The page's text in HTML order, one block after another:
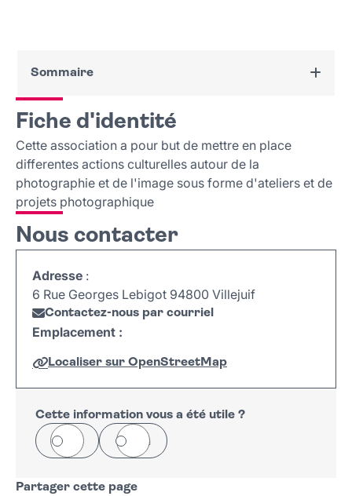
Sommaire
Fiche d'identité
Nous contacter
Fiche d'identité
Cette association a pour but de mettre en place
differentes actions culturelles autour de la
photographie et de l'image sous forme d'ateliers et de
projets photographique
Nous contacter
Adresse :
6 Rue Georges Lebigot 94800 Villejuif
Contactez-nous par courriel
Emplacement :
Localiser sur OpenStreetMap
+
−
Leaflet
Cette information vous a été utile ?
Oui Non
Partager cette page